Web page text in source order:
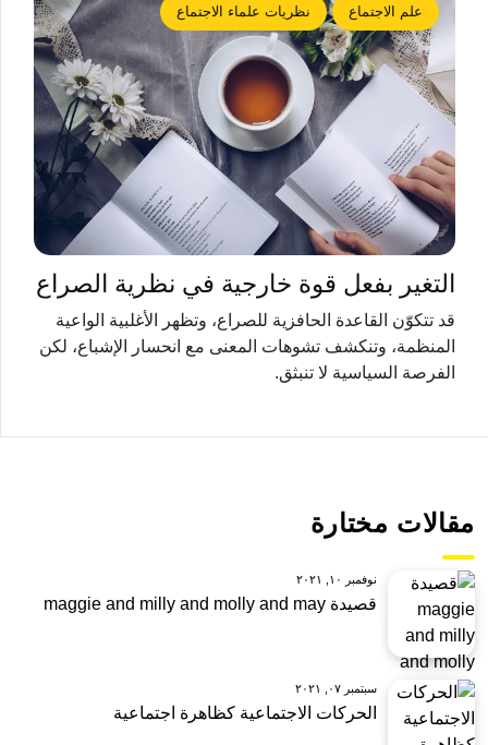
علم الاجتماع نظريات علماء الاجتماع
التغير بفعل قوة خارجية في نظرية الصراع
قد تتكوّن القاعدة الحافزية للصراع، وتظهر الأغلبية الواعية
المنظمة، وتنكشف تشوهات المعنى مع انحسار الإشباع، لكن
الفرصة السياسية لا تنبثق.
مقالات مختارة
نوفمبر ١٠, ٢٠٢١
قصيدة maggie and milly and molly and may
سبتمبر ٠٧, ٢٠٢١
الحركات الاجتماعية كظاهرة اجتماعية